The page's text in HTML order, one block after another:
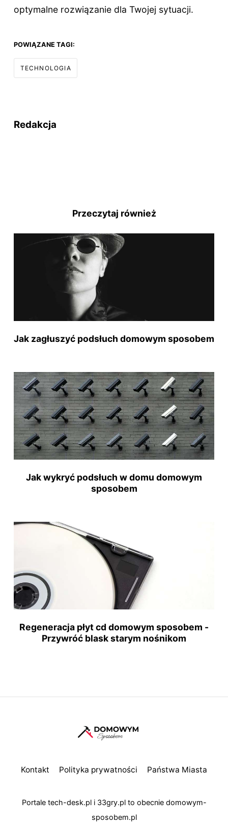
optymalne rozwiązanie dla Twojej sytuacji.
POWIĄZANE TAGI:
TECHNOLOGIA
Redakcja
Przeczytaj również
Jak zagłuszyć podsłuch domowym sposobem
Jak wykryć podsłuch w domu domowym
sposobem
Regeneracja płyt cd domowym sposobem -
Przywróć blask starym nośnikom
Kontakt Polityka prywatności Państwa Miasta
Portale tech-desk.pli 33gry.plto obecnie domowym-
sposobem.pl